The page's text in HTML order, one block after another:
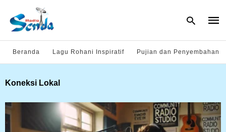
and
hit
Beranda Lagu Rohani Inspiratif Pujian dan Penyembahan
Koneksi Lokal